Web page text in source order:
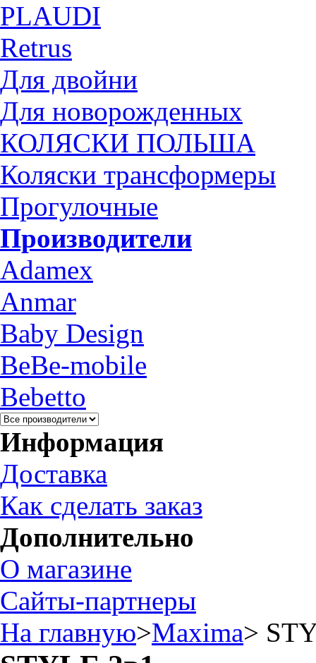
PLAUDI
Retrus
Для двойни
Для новорожденных
КОЛЯСКИ ПОЛЬША
Коляски трансформеры
Прогулочные
Производители
Adamex
Anmar
Baby Design
BeBe-mobile
Bebetto
Информация
Доставка
Как сделать заказ
Дополнительно
О магазине
Сайты-партнеры
На главную>Maxima>